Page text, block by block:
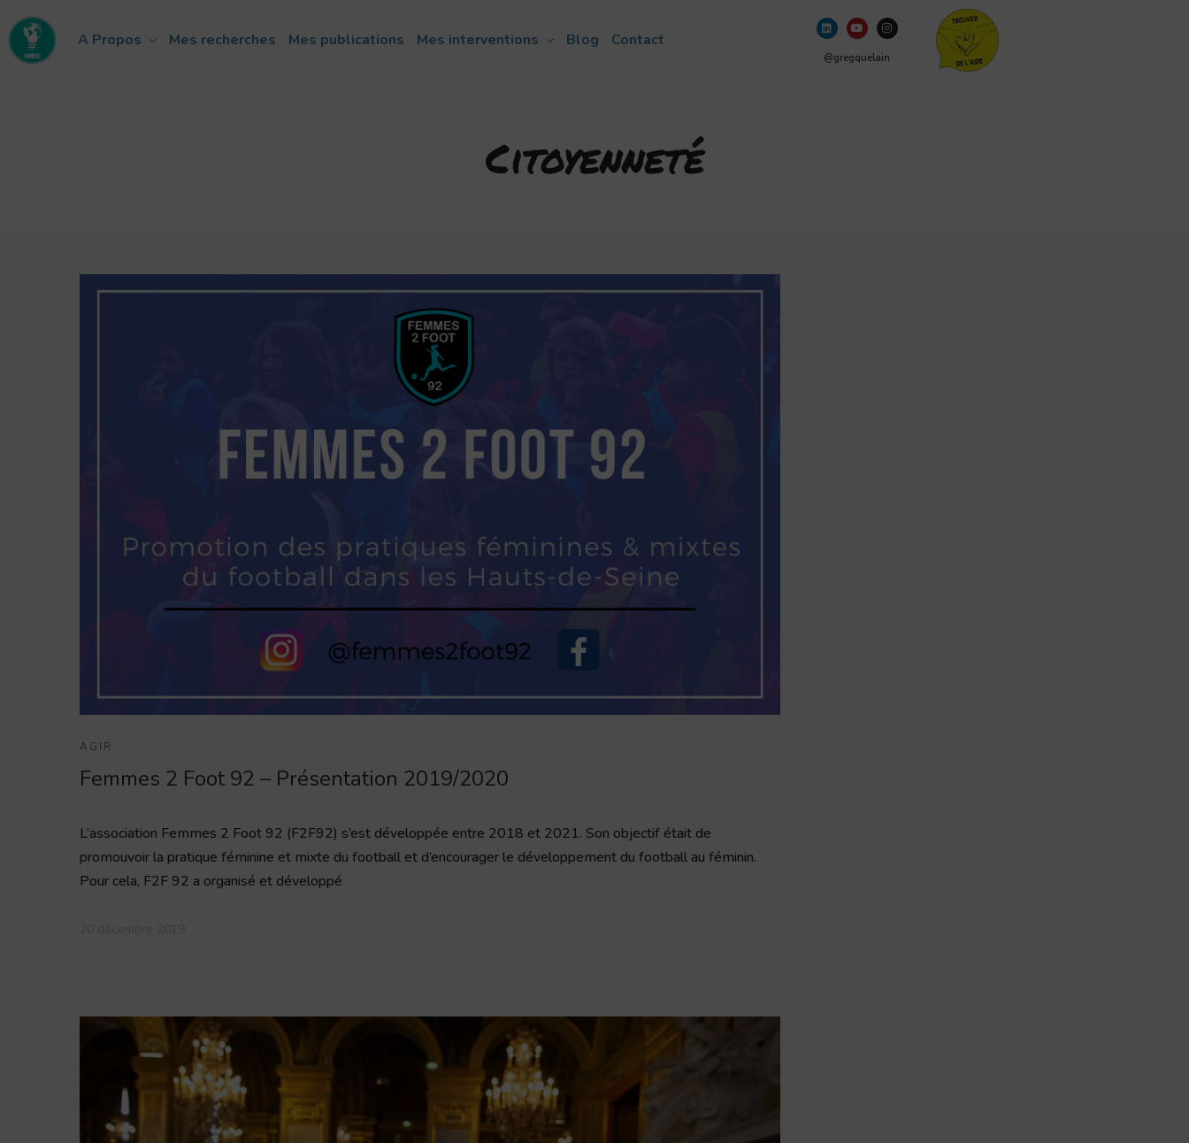
A Propos Mes recherches Mes publications Mes interventions Blog Contact
@gregquelain
Citoyenneté
AGIR
Femmes 2 Foot 92 – Présentation 2019/2020
L’association Femmes 2 Foot 92 (F2F92) s’est développée entre 2018 et 2021. Son objectif était de
promouvoir la pratique féminine et mixte du football et d’encourager le développement du football au féminin.
Pour cela, F2F 92 a organisé et développé